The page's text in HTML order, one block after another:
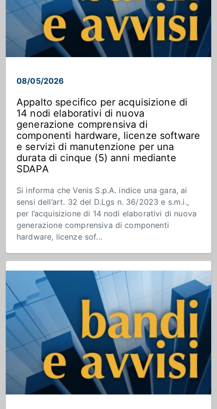
08/05/2026
Appalto specifico per acquisizione di
14 nodi elaborativi di nuova
generazione comprensiva di
componenti hardware, licenze software
e servizi di manutenzione per una
durata di cinque (5) anni mediante
SDAPA
Si informa che Venis S.p.A. indice una gara, ai
sensi dell’art. 32 del D.Lgs n. 36/2023 e s.m.i.,
per l’acquisizione di 14 nodi elaborativi di nuova
generazione comprensiva di componenti
hardware, licenze sof...